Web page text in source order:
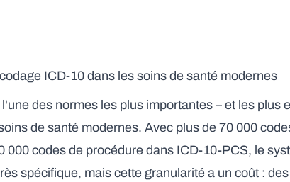
ICD-10 dans les soins de santé modernes
des normes les plus importantes – et les plus
de santé modernes. Avec plus de 70 000
000 codes de procédure dans ICD-10-PCS, le
spécifique, mais cette granularité a un coût :